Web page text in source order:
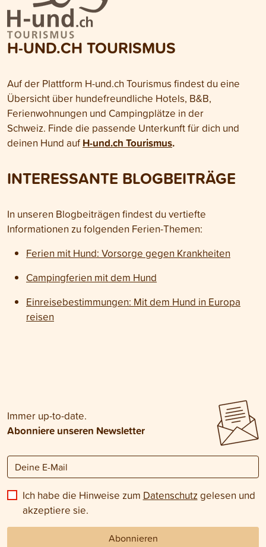
H-UND.CH TOURISMUS
Auf der Plattform H-und.ch Tourismus findest du eine
Übersicht über hundefreundliche Hotels, B&B,
Ferienwohnungen und Campingplätze in der
Schweiz. Finde die passende Unterkunft für dich und
deinen Hund auf H-und.ch Tourismus.
INTERESSANTE BLOGBEITRÄGE
In unseren Blogbeiträgen findest du vertiefte
Informationen zu folgenden Ferien-Themen:
Ferien mit Hund: Vorsorge gegen Krankheiten
Campingferien mit dem Hund
Einreisebestimmungen: Mit dem Hund in Europa
reisen
Immer up-to-date.
Abonniere unseren Newsletter
Ich habe die Hinweise zum Datenschutz gelesen und
akzeptiere sie.
Abonnieren